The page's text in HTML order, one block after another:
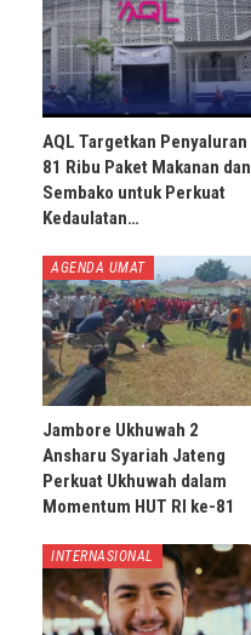
AQL Targetkan Penyaluran
81 Ribu Paket Makanan dan
Sembako untuk Perkuat
Kedaulatan…
AGENDA UMAT
Jambore Ukhuwah 2
Ansharu Syariah Jateng
Perkuat Ukhuwah dalam
Momentum HUT RI ke-81
INTERNASIONAL